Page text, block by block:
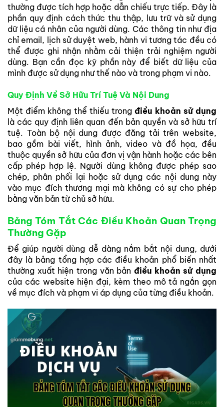
thường được tích hợp hoặc dẫn chiếu trực tiếp. Đây là
phần quy định cách thức thu thập, lưu trữ và sử dụng
dữ liệu cá nhân của người dùng. Các thông tin như địa
chỉ email, lịch sử duyệt web, hành vi tương tác đều có
thể được ghi nhận nhằm cải thiện trải nghiệm người
dùng. Bạn cần đọc kỹ phần này để biết dữ liệu của
mình được sử dụng như thế nào và trong phạm vi nào.
Quy Định Về Sở Hữu Trí Tuệ Và Nội Dung
Một điểm không thể thiếu trongđiều khoản sử dụng
là các quy định liên quan đến bản quyền và sở hữu trí
tuệ. Toàn bộ nội dung được đăng tải trên website,
bao gồm bài viết, hình ảnh, video và đồ họa, đều
thuộc quyền sở hữu của đơn vị vận hành hoặc các bên
cấp phép hợp lệ. Người dùng không được phép sao
chép, phân phối lại hoặc sử dụng các nội dung này
vào mục đích thương mại mà không có sự cho phép
bằng văn bản từ chủ sở hữu.
Bảng Tóm Tắt Các Điều Khoản Quan Trọng
Thường Gặp
Để giúp người dùng dễ dàng nắm bắt nội dung, dưới
đây là bảng tổng hợp các điều khoản phổ biến nhất
thường xuất hiện trong văn bản điều khoản sử dụng
của các website hiện đại, kèm theo mô tả ngắn gọn
về mục đích và phạm vi áp dụng của từng điều khoản.